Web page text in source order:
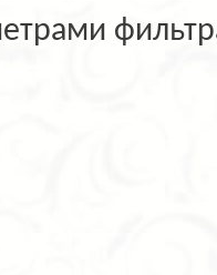
стиля.
красоту.